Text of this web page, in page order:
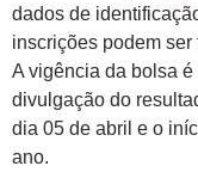
dados de
inscrições podem
A vigência da bolsa
divulgação do
dia 05 de abril e o
ano.